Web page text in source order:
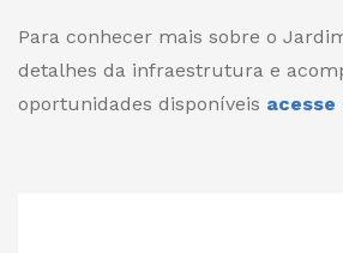
Para conhecer mais sobre o
detalhes da infraestrutura e
oportunidades disponíveis acesse